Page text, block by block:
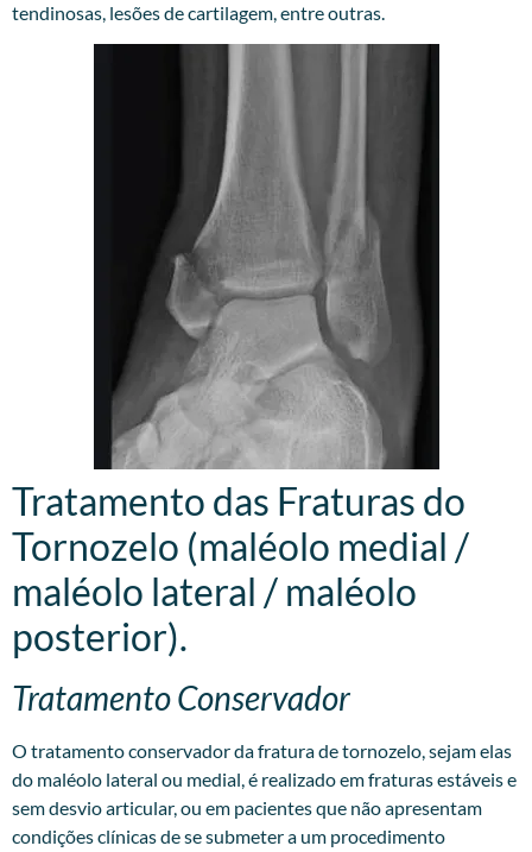
tendinosas, lesões de cartilagem, entre outras.
Tratamento das Fraturas do
Tornozelo (maléolo medial /
maléolo lateral / maléolo
posterior).
Tratamento Conservador
O tratamento conservador da fratura de tornozelo, sejam elas
do maléolo lateral ou medial, é realizado em fraturas estáveis e
sem desvio articular, ou em pacientes que não apresentam
condições clínicas de se submeter a um procedimento